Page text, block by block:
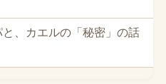
と、カエルの「秘密」の話